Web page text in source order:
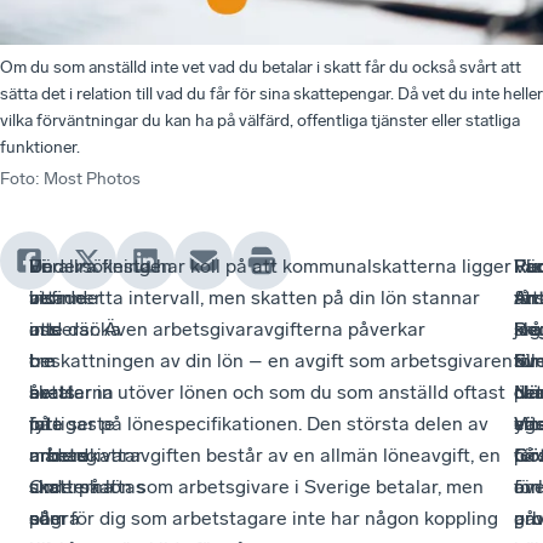
Om du som anställd inte vet vad du betalar i skatt får du också svårt att
sätta det i relation till vad du får för sina skattepengar. Då vet du inte heller
vilka förväntningar du kan ha på välfärd, offentliga tjänster eller statliga
funktioner.
Foto: Most Photos
Vi
befinner
oss
i
årets
fattigaste
månad.
Om
några
För
att
undersöka
om
skatterna
på
arbete
underskattas
eller
Undersökningen
visade
att
tre
av
fyra
underskattar
skatterna
på
De allra flesta har koll på att kommunalskatterna ligger
inom detta intervall, men skatten på din lön stannar
inte där. Även arbetsgivaravgifterna påverkar
beskattningen av din lön – en avgift som arbetsgivaren
betalar in utöver lönen och som du som anställd oftast
inte ser på lönespecifikationen. Den största delen av
arbetsgivaravgiften består av en allmän löneavgift, en
skatt på lön som arbetsgivare i Sverige betalar, men
som för dig som arbetstagare inte har någon koppling
För
att
till
det
sin
om
får
jag
för
I